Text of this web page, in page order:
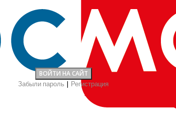
Забыли пароль Регистрация